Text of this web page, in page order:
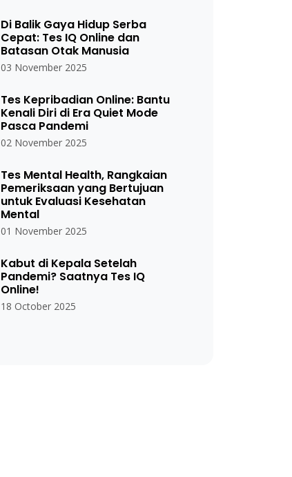
Di Balik Gaya Hidup Serba
Cepat: Tes IQ Online dan
Batasan Otak Manusia
03 November 2025
Tes Kepribadian Online: Bantu
Kenali Diri di Era Quiet Mode
Pasca Pandemi
02 November 2025
Tes Mental Health, Rangkaian
Pemeriksaan yang Bertujuan
untuk Evaluasi Kesehatan
Mental
01 November 2025
Kabut di Kepala Setelah
Pandemi? Saatnya Tes IQ
Online!
18 October 2025